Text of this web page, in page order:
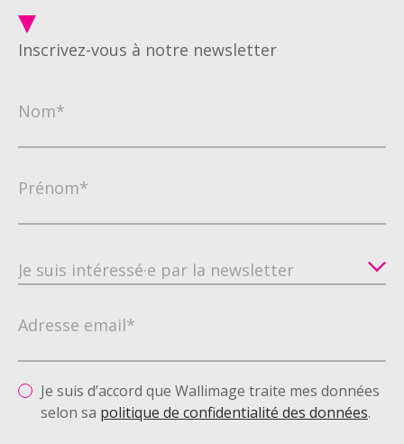
Inscrivez-vous à notre newsletter
Nom*
Prénom*
Adresse email*
Je suis d’accord que Wallimage traite mes données
selon sa politique de confidentialité des données.